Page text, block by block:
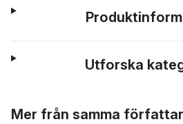
Utforska
Mer från samma